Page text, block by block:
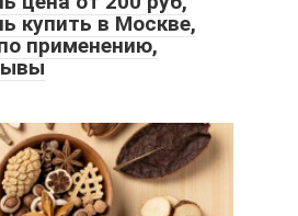
купить в Москве,
применению,